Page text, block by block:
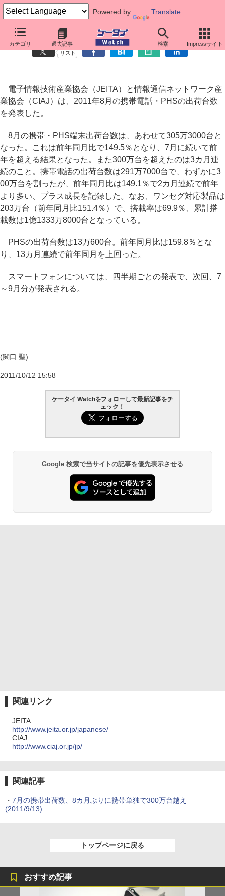
Powered by Translate
カテゴリ 過去記事 検索 Impressサイト
8月の携帯・PHS出荷数、2カ月連続で前年同月上回る
リスト
電子情報技術産業協会（JEITA）と情報通信ネットワーク産
業協会（CIAJ）は、2011年8月の携帯電話・PHSの出荷台数
を発表した。
8月の携帯・PHS端末出荷台数は、あわせて305万3000台と
なった。これは前年同月比で149.5％となり、7月に続いて前
年を超える結果となった。また300万台を超えたのは3カ月連
続のこと。携帯電話の出荷台数は291万7000台で、わずかに3
00万台を割ったが、前年同月比は149.1％で2カ月連続で前年
より多い、プラス成長を記録した。なお、ワンセグ対応製品は
203万台（前年同月比151.4％）で、搭載率は69.9％、累計搭
載数は1億1333万8000台となっている。
PHSの出荷台数は13万600台。前年同月比は159.8％とな
り、13カ月連続で前年同月を上回った。
スマートフォンについては、四半期ごとの発表で、次回、7
～9月分が発表される。
(関口 聖)
2011/10/12 15:58
ケータイ Watchをフォローして最新記事をチ
ェック！
Google 検索で当サイトの記事を優先表示させる
関連リンク
JEITA
http://www.jeita.or.jp/japanese/
CIAJ
http://www.ciaj.or.jp/jp/
関連記事
・ 7月の携帯出荷数、8カ月ぶりに携帯単独で300万台越え
(2011/9/13)
トップページに戻る
おすすめ記事